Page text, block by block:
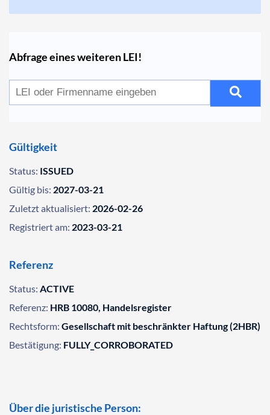
Abfrage eines weiteren LEI!
Gültigkeit
Status: ISSUED
Gültig bis: 2027-03-21
Zuletzt aktualisiert: 2026-02-26
Registriert am: 2023-03-21
Referenz
Status: ACTIVE
Referenz: HRB 10080, Handelsregister
Rechtsform: Gesellschaft mit beschränkter Haftung (2HBR)
Bestätigung: FULLY_CORROBORATED
Über die juristische Person: